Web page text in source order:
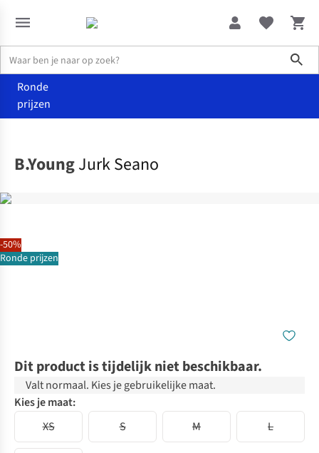
Ronde
prijzen
-50%
Ronde prijzen
B.YoungJurk Seano
Dit product is tijdelijk niet beschikbaar.
Valt normaal. Kies je gebruikelijke maat.
Kies je maat:
XS
S M L